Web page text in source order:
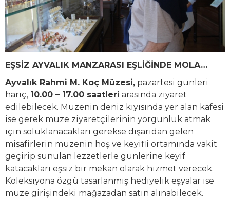
EŞSİZ AYVALIK MANZARASI EŞLİĞİNDE MOLA…
Ayvalık Rahmi M. Koç Müzesi, pazartesi günleri
hariç, 10.00 – 17.00 saatleri arasında ziyaret
edilebilecek. Müzenin deniz kıyısında yer alan kafesi
ise gerek müze ziyaretçilerinin yorgunluk atmak
için soluklanacakları gerekse dışarıdan gelen
misafirlerin müzenin hoş ve keyifli ortamında vakit
geçirip sunulan lezzetlerle günlerine keyif
katacakları eşsiz bir mekan olarak hizmet verecek.
Koleksiyona özgü tasarlanmış hediyelik eşyalar ise
müze girişindeki mağazadan satın alınabilecek.